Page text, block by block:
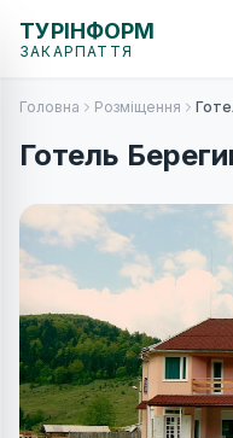
ТУРІНФОРМ
ЗАКАРПАТТЯ
Головна Розміщення
Готель